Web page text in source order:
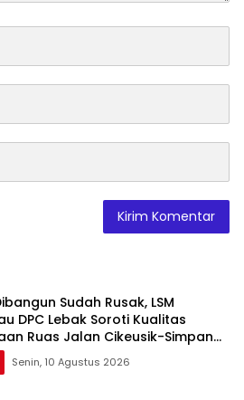
Sudah Rusak, LSM
DPC Lebak Soroti Kualitas
Ruas Jalan Cikeusik-Simpang
Senin, 10 Agustus 2026